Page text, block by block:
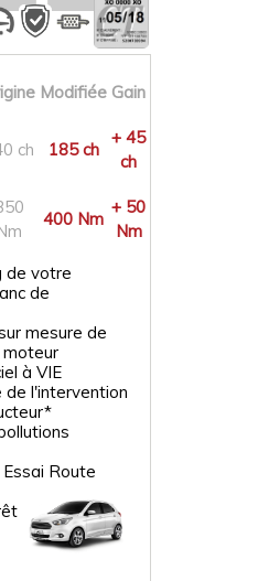
Modifiée Gain
ch 185 ch
+ 45
ch
400 Nm
+ 50
Nm
de votre
de
mesure de
à VIE
de l'intervention
Route